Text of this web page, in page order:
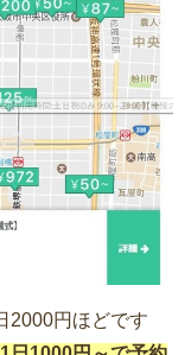
2000円ほどです